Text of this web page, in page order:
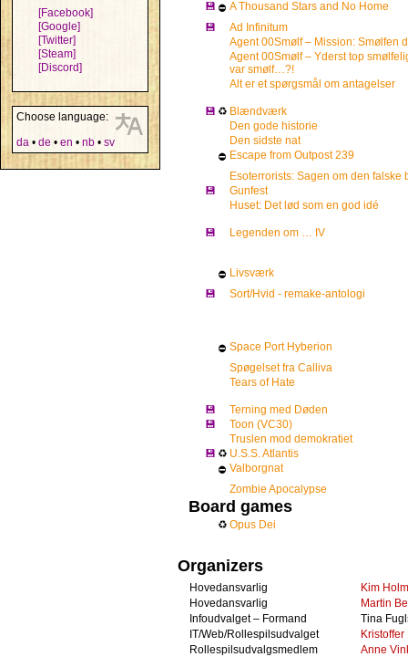
[Facebook]
[Google]
[Twitter]
[Steam]
[Discord]
Choose language:
da • de • en • nb • sv
💾 ⛔ A Thousand Stars and No Home
💾
Ad Infinitum
Agent 00Smølf – Mission: Smølfen
Agent 00Smølf – Yderst top
var smølf…?!
Alt er et spørgsmål om antagelser
💾 ♻ Blændværk
Den gode historie
Den sidste nat
⛔ Escape from Outpost 239
Esoterrorists: Sagen om den falske
💾
Gunfest
Huset: Det lød som en god idé
💾 Legenden om … IV
⛔ Livsværk
💾
Sort/Hvid - remake-antologi
⛔ Space Port Hyberion
Spøgelset fra Calliva
Tears of Hate
💾
Terning med Døden
💾
Toon (VC30)
Truslen mod demokratiet
💾 ♻ U.S.S. Atlantis
⛔ Valborgnat
Zombie Apocalypse
Board games
♻ Opus Dei
Organizers
Hovedansvarlig
Kim
Hovedansvarlig
Martin
Infoudvalget – Formand
Tina
IT/Web/Rollespilsudvalget
Rollespilsudvalgsmedlem
Anne